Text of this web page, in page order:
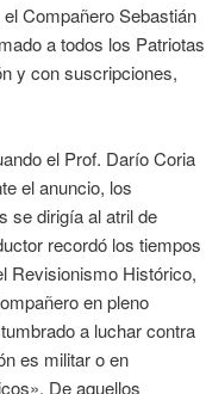
Compañero Sebastián
a todos los Patriotas
y con suscripciones,
el Prof. Darío Coria
el anuncio, los
se dirigía al atril de
recordó los tiempos
Revisionismo Histórico,
en pleno
a luchar contra
es militar o en
De aquellos